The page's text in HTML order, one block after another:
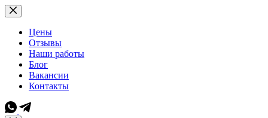
Перейти
к
сути
Цены
Отзывы
Наши работы
Блог
Вакансии
Контакты